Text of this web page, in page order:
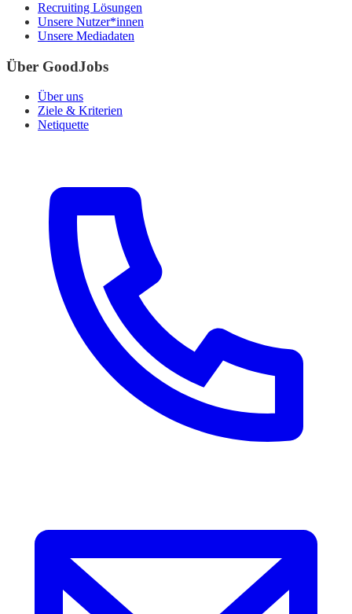
Recruiting Lösungen
Unsere Nutzer*innen
Unsere Mediadaten
Über GoodJobs
Über uns
Ziele & Kriterien
Netiquette